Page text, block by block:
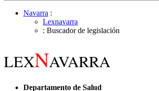
Navarra :
Lexnavarra
: Buscador de legislación
LEXNAVARRA
Departamento de Salud